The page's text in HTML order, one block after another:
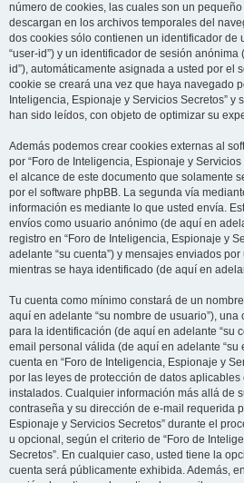
número de cookies, las cuales son un
descargan en los archivos temporales del
dos cookies sólo contienen un identificador de
“user-id”) y un identificador de sesión
id”), automáticamente asignada a usted por el
cookie se creará una vez que haya navegado
Inteligencia, Espionaje y Servicios Secretos” y
han sido leídos, con objeto de optimizar su
Además podemos crear cookies externas al
por “Foro de Inteligencia, Espionaje y
el alcance de este documento que solamente
por el software phpBB. La segunda vía
información es mediante lo que usted envía.
envíos como usuario anónimo (de aquí en
registro en “Foro de Inteligencia, Espionaje y
adelante “su cuenta”) y mensajes enviados
mientras se haya identificado (de aquí en
Tu cuenta como mínimo constará de un
aquí en adelante “su nombre de usuario”),
para la identificación (de aquí en adelante “su
email personal válida (de aquí en adelante “su
cuenta en “Foro de Inteligencia, Espionaje y
por las leyes de protección de datos
instalados. Cualquier información más allá de
contraseña y su dirección de e-mail requerida
Espionaje y Servicios Secretos” durante el
u opcional, según el criterio de “Foro de
Secretos”. En cualquier caso, usted tiene la
cuenta será públicamente exhibida. Además,